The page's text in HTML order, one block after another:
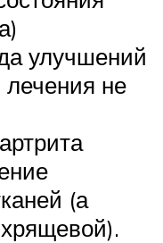
улучшений
не
(а